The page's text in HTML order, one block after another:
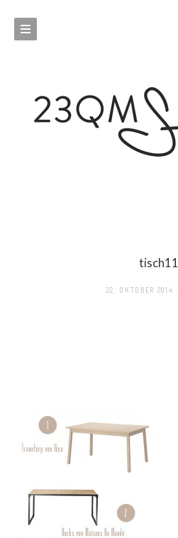
tisch11
22. OKTOBER 2014